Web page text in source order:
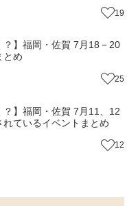
19
？】福岡・佐賀 7月18－20
とめ
25
？】福岡・佐賀 7月11、12
れているイベントまとめ
12